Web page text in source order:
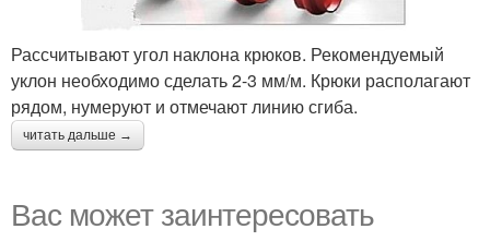
Рассчитывают угол наклона крюков. Рекомендуемый
уклон необходимо сделать 2-3 мм/м. Крюки располагают
рядом, нумеруют и отмечают линию сгиба.
читать дальше →
Вас может заинтересовать